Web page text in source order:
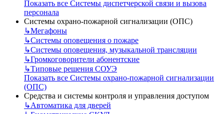
Показать все Системы диспетчерской связи и вызова
персонала
Системы охрано-пожарной сигнализации (ОПС)
↳Мегафоны
↳Системы оповещения о пожаре
↳Системы оповещения, музыкальной трансляции
↳Громкоговорители абонентские
↳Типовые решения СОУЭ
Показать все Системы охрано-пожарной сигнализации
(ОПС)
Средства и системы контроля и управления доступом
↳Автоматика для дверей